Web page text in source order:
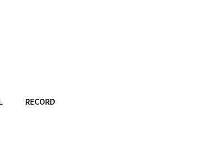
RECORD